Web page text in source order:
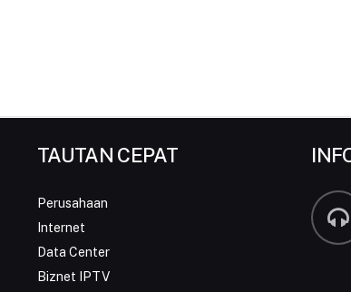
TAUTAN CEPAT
Perusahaan
Internet
Data Center
Biznet IPTV